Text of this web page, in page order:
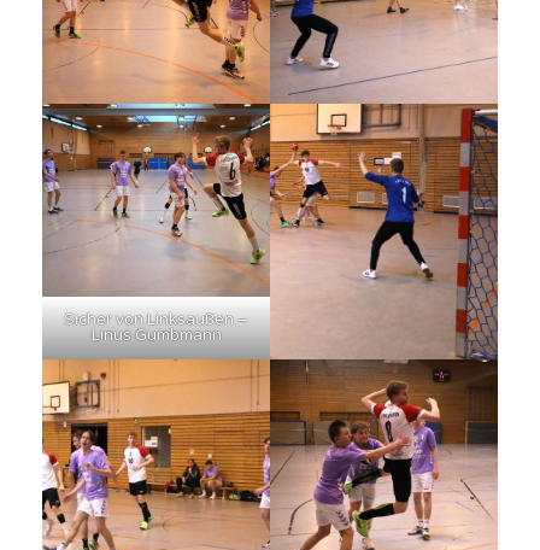
Sicher von Linksaußen –
Linus Gumbmann